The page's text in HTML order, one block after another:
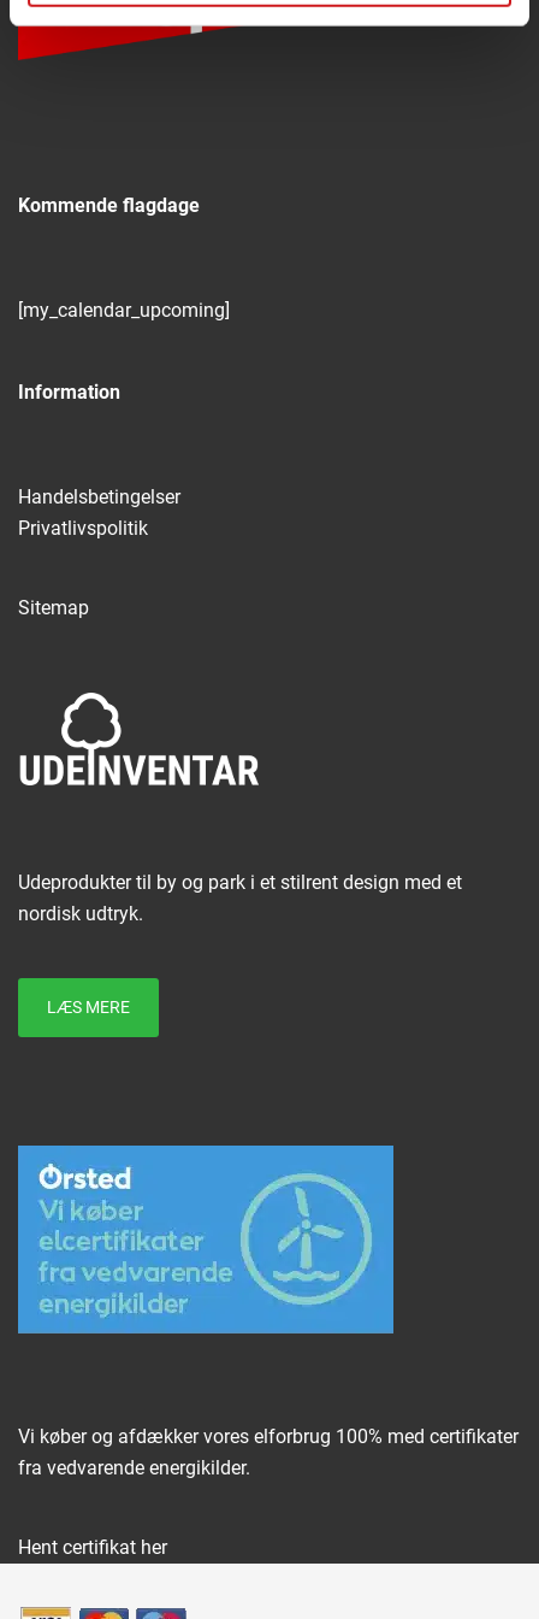
Kommende flagdage
[my_calendar_upcoming]
Information
Handelsbetingelser
Privatlivspolitik
Sitemap
Udeprodukter til by og park i et stilrent design med et
nordisk udtryk.
LÆS MERE
Vi køber og afdækker vores elforbrug 100% med certifikater
fra vedvarende energikilder.
Hent certifikat her